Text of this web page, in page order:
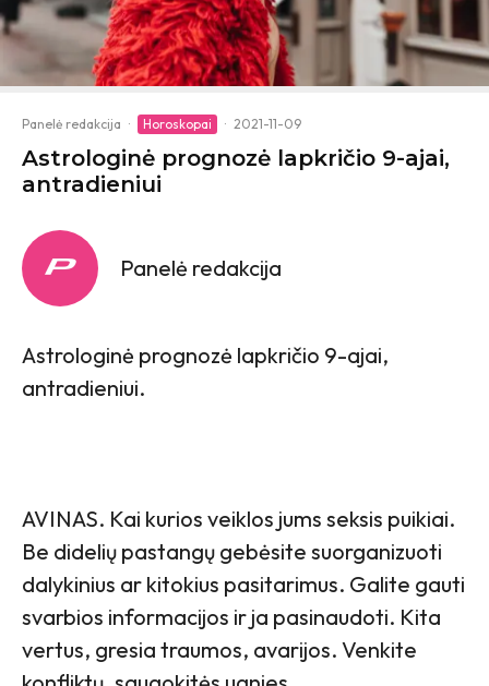
Panelė redakcija · Horoskopai · 2021-11-09
Astrologinė prognozė lapkričio 9-ajai,
antradieniui
Panelė redakcija
Astrologinė prognozė lapkričio 9-ajai,
antradieniui.
AVINAS. Kai kurios veiklos jums seksis puikiai.
Be didelių pastangų gebėsite suorganizuoti
dalykinius ar kitokius pasitarimus. Galite gauti
svarbios informacijos ir ja pasinaudoti. Kita
vertus, gresia traumos, avarijos. Venkite